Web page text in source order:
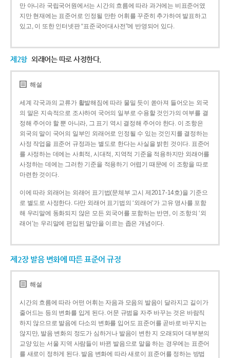
만 아니라 국립국어원에서는 시간의 흐름에 따라 과거에는 비표준어였
지만 현재에는 표준어로 인정될 만한 어휘를 꾸준히 추가하여 발표하고
있고, 이 또한 인터넷판 “표준국어대사전”에 반영되어 있다.
제2항 외래어는 따로 사정한다.
해설
세계 각국과의 교류가 활발해짐에 따라 물밀 듯이 쏟아져 들어오는 외국
의 말은 지속적으로 조사하여 국어의 일부로 수용할 것인가의 여부를 결
정해 주어야 할 뿐 아니라, 그 표기 역시 결정해 주어야 한다. 이 조항은
외국의 말이 국어의 일부인 외래어로 인정될 수 있는 것인지를 결정하는
사정 작업을 표준어 규정과는 별도로 한다는 사실을 밝힌 것이다. 표준어
를 사정하는 데에는 사회적, 시대적, 지역적 기준을 적용하지만 외래어를
사정하는 데에는 그러한 기준을 적용하기 어렵기 때문에 이 조항을 따로
마련한 것이다.
이에 따라 외래어는 외래어 표기법(문체부 고시 제2017-14호)을 기준으
로 별도로 사정한다. 다만 외래어 표기법의 ‘외래어’가 고유 명사를 포함
해 우리말에 동화되지 않은 모든 외국어를 포함하는 반면, 이 조항의 ‘외
래어’는 우리말에 편입된 말만을 이르는 좁은 개념이다.
제2장 발음 변화에 따른 표준어 규정
해설
시간의 흐름에 따라 어떤 어휘는 자음과 모음의 발음이 달라지고 길이가
줄어드는 등의 변화를 입게 된다. 어문 규범을 자주 바꾸는 것은 바람직
하지 않으므로 발음에 다소의 변화를 입어도 표준어를 곧바로 바꾸지는
않지만, 발음 변화의 정도가 심하거나 발음이 변한 지 오래되어 대부분의
교양 있는 서울 지역 사람들이 바뀐 발음으로 말을 하는 경우에는 표준어
를 새로이 정하게 된다. 발음 변화에 따라 새로이 표준어를 정하는 방법